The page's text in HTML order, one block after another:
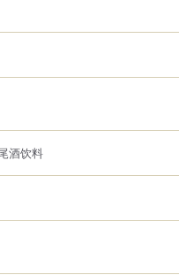
酒饮料